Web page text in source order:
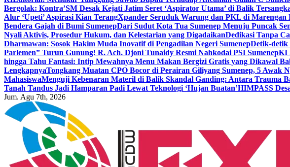
Bergolak: Kontra’SM Desak Kejati Jatim Seret ‘Aspirator Utama’ di Balik
Alur ‘Upeti’ Aspirasi Kian TerangXpander Seruduk Warung dan PKL di Marengan
Bendera Gajah di Bumi SumenepDari Sudut Kota Tua Sumenep Menuju Puncak
Nyali Aktivis, Prosedur Hukum, dan Kelestarian yang DigadaikanDedikasi Tanpa
Dharmawan: Sosok Hakim Muda Inovatif di Pengadilan Negeri SumenepDetik-detik
Parlemen” Turun Gunung! R. Ach. Djoni Tunaidy Resmi Nahkodai PSI SumenepKI
hingga Tahu Fantasi: Intip Mewahnya Menu Makan Bergizi Gratis yang Dikawal
LengkapnyaTongkang Muatan CPO Bocor di Perairan Giliyang Sumenep, 5 Awak
MahasiswaMenguji Kebenaran Materil di Balik Skandal Ganding: Antara Trauma
Tanah Tandus Jadi Hamparan Padi Lewat Teknologi ‘Hujan Buatan’HIMPASS
Jum. Agu 7th, 2026